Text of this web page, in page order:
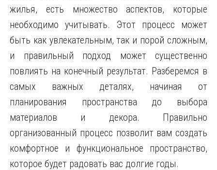
жилья, есть множество аспектов, которые
необходимо учитывать. Этот процесс может
быть как увлекательным, так и порой сложным,
и правильный подход может существенно
повлиять на конечный результат. Разберемся в
самых важных деталях, начиная от
планирования пространства до выбора
материалов и декора. Правильно
организованный процесс позволит вам создать
комфортное и функциональное пространство,
которое будет радовать вас долгие годы.